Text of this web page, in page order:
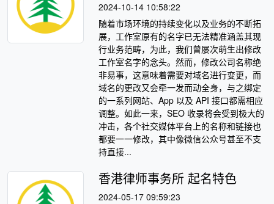
2024-10-14 10:58:22
随着市场环境的持续变化以及业务的不断拓
展，工作室原有的名字已无法精准涵盖其现
行业务范畴，为此，我们曾屡次萌生出修改
工作室名字的念头。然而，修改公司名称绝
非易事，这意味着需要对域名进行变更，而
域名的更改又会牵一发而动全身，与之绑定
的一系列网站、App 以及 API 接口都需相应
调整。如此一来，SEO 收录将会受到极大的
冲击，各个社交媒体平台上的名称和链接也
都要一一修改，其中像微信公众号甚至不支
持直接...
香港律师事务所 起名特色
2024-05-17 09:59:23